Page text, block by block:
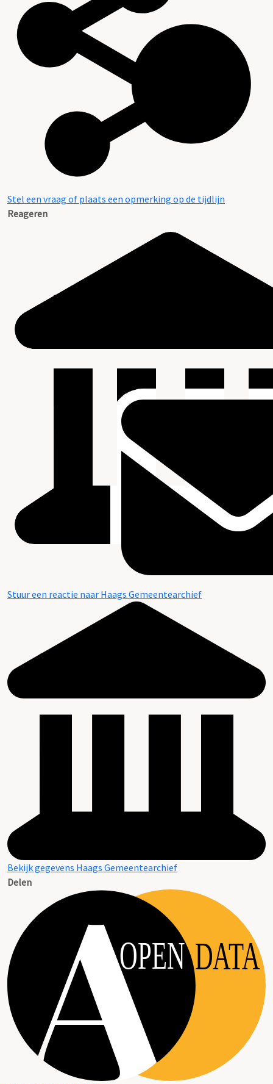
Stel een vraag of plaats een opmerking op de tijdlijn
Reageren
Stuur een reactie naar Haags Gemeentearchief
Bekijk gegevens Haags Gemeentearchief
Delen
OPEN DATA